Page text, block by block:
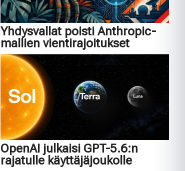
Yhdysvallat poisti Anthropic-
mallien vientirajoitukset
OpenAI julkaisi GPT-5.6:n
rajatulle käyttäjäjoukolle